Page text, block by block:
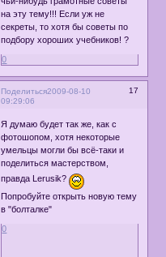
на эту тему!!! Если уж не
секреты, то хотя бы советы по
подбору хороших учебников! ?
0
Поделиться 17
2009-08-10
09:29:06
Я думаю будет так же, как с
фотошопом, хотя некоторые
умельцы могли бы всё-таки и
поделиться мастерством,
правда Lerusik?
Попробуйте открыть новую тему
в "болталке"
0